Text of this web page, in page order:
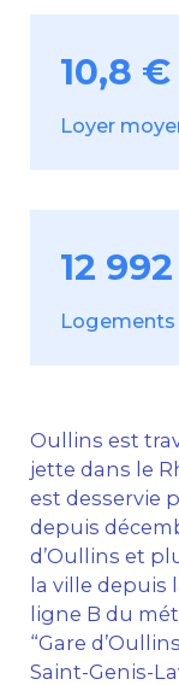
10,8 €
Loyer
12 992
Oullins est
jette dans le
est desservie
depuis
d’Oullins et
la ville depuis
ligne B du
“Gare
Saint-Genis-